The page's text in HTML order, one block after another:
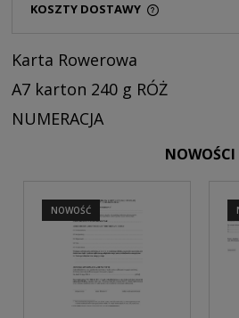
KOSZTY DOSTAWY
Karta Rowerowa
A7 karton 240 g RÓŻ
NUMERACJA
NOWOŚCI
NOWOŚĆ